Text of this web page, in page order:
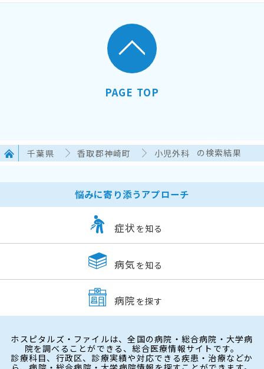
PAGE TOP
千葉県 香取郡神崎町 小児外科 の検索結果
悩みに寄り添うアプローチ
症状 を知る
病気 を知る
病院 を探す
ホスピタルズ・ファイルは、全国の病院・総合病院・大学病
院を調べることができる、総合医療情報サイトです。
診療科目、行政区、診療実績や対応できる疾患・治療などか